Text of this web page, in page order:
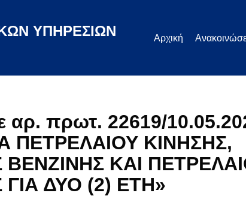
ΥΠΗΡΕΣΙΩΝ Αρχική
αρ. πρωτ. 22619/
ΠΕΤΡΕΛΑΙΟΥ ΚΙΝΗΣΗΣ,
ΚΑΙ
ΔΥΟ (2) ΕΤΗ»